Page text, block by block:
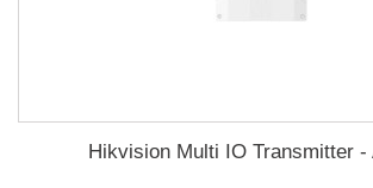
Hikvision Multi IO Transmitter -